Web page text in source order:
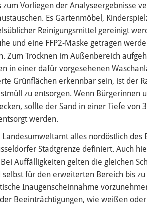
Vorliegen der Analyseergebnisse
Es Gartenmöbel,
Reinigungsmittel gereinigt
und eine FFP2-Maske getragen
Zum Trocknen im Außenbereich
in einer dafür vorgesehenen
Grünflächen erkennbar sein, ist der
zu entsorgen. Wenn Bürgerinnen
sollte der Sand in einer Tiefe von
werden.
alles nordöstlich des
Stadtgrenze definiert. Auch
Auffälligkeiten gelten die gleichen
für den erweiterten Bereich bis
Inaugenscheinnahme
Beeinträchtigungen, wie weißen